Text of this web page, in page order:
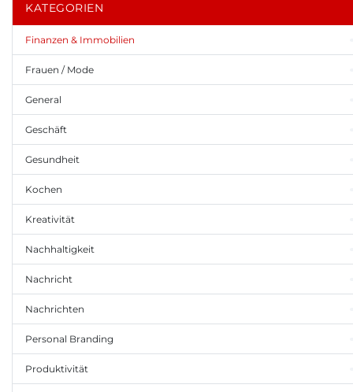
KATEGORIEN
Finanzen & Immobilien
Frauen / Mode
General
Geschäft
Gesundheit
Kochen
Kreativität
Nachhaltigkeit
Nachricht
Nachrichten
Personal Branding
Produktivität